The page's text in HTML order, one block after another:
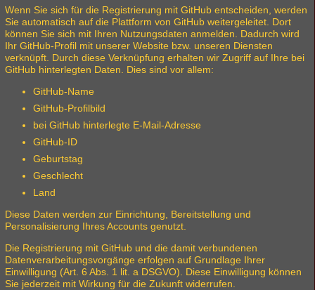
Wenn Sie sich für die Registrierung mit GitHub entscheiden, werden
Sie automatisch auf die Plattform von GitHub weitergeleitet. Dort
können Sie sich mit Ihren Nutzungsdaten anmelden. Dadurch wird
Ihr GitHub-Profil mit unserer Website bzw. unseren Diensten
verknüpft. Durch diese Verknüpfung erhalten wir Zugriff auf Ihre bei
GitHub hinterlegten Daten. Dies sind vor allem:
GitHub-Name
GitHub-Profilbild
bei GitHub hinterlegte E-Mail-Adresse
GitHub-ID
Geburtstag
Geschlecht
Land
Diese Daten werden zur Einrichtung, Bereitstellung und
Personalisierung Ihres Accounts genutzt.
Die Registrierung mit GitHub und die damit verbundenen
Datenverarbeitungsvorgänge erfolgen auf Grundlage Ihrer
Einwilligung (Art. 6 Abs. 1 lit. a DSGVO). Diese Einwilligung können
Sie jederzeit mit Wirkung für die Zukunft widerrufen.